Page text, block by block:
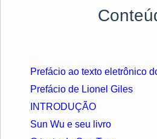
Prefácio ao texto eletrônico
Prefácio de Lionel Giles
INTRODUÇÃO
Sun Wu e seu livro